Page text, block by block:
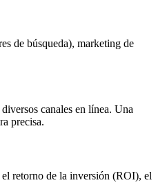
de búsqueda), marketing de
canales en línea. Una
precisa.
retorno de la inversión (ROI), el